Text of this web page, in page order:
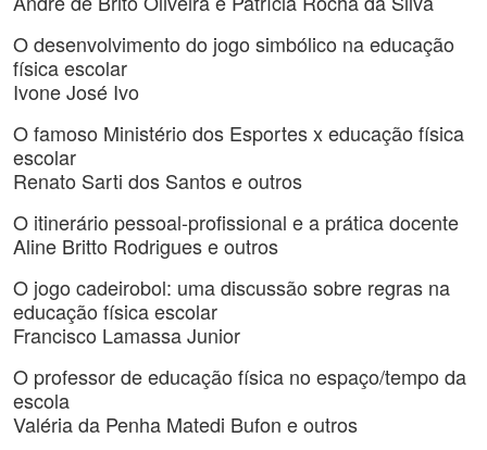
O desenvolvimento do jogo simbólico na educação
física escolar
Ivone José Ivo
O famoso Ministério dos Esportes x educação física
escolar
Renato Sarti dos Santos e outros
O itinerário pessoal-profissional e a prática docente
Aline Britto Rodrigues e outros
O jogo cadeirobol: uma discussão sobre regras na
educação física escolar
Francisco Lamassa Junior
O professor de educação física no espaço/tempo da
escola
Valéria da Penha Matedi Bufon e outros